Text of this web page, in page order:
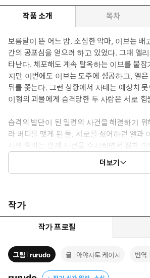
작품 소개 목차
보름달이 뜬 어느 밤. 소심한 악마, 이브는 배
간의 공포심을 얻으려 하고 있었다. 그때 엘
타난다. 체포해도 계속 탈옥하는 이브를 붙
지만 이번에도 이브는 도주에 성공하고, 엘
뒤를 쫓는다. 그런 상황에서 사태는 예상치
이형의 괴물에게 습격당한 두 사람은 서로 힘
습격의 발단이 된 일련의 사건을 해결하기
라 버디를 맺게 된 둘. 서로를 싫어하던 엘과
사와 악마는 함께 사건을 수사하면서 점차 인
이윽고 사건은 다른 종족들까지 휘말리게
을 파고드는 소녀들의 싸움이 시작된다.
더보기
작가
작가 프로필
그림 rurudo 글 아야사토 케이시 번역